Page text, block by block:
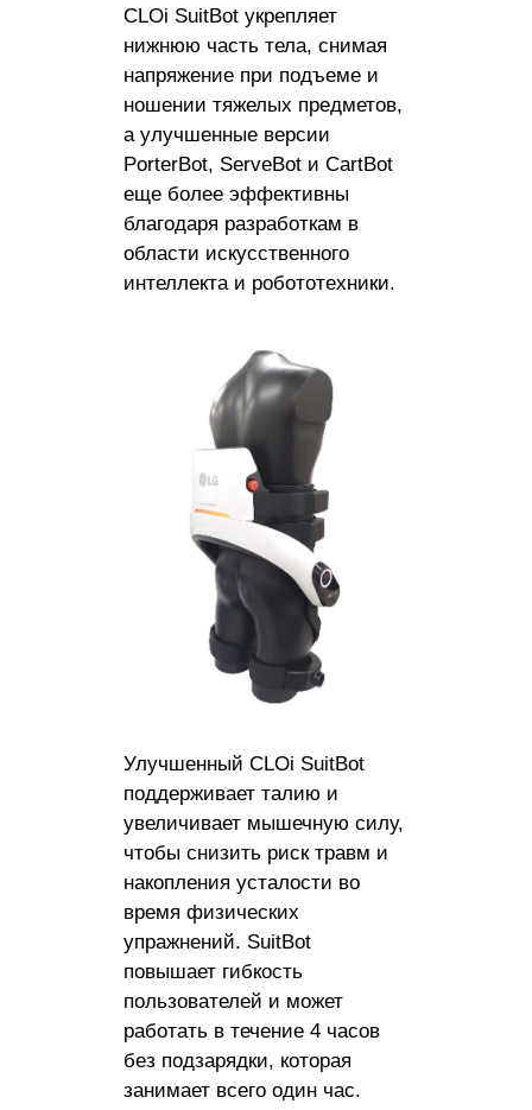
CLOi SuitBot укрепляет
нижнюю часть тела, снимая
напряжение при подъеме и
ношении тяжелых предметов,
а улучшенные версии
PorterBot, ServeBot и CartBot
еще более эффективны
благодаря разработкам в
области искусственного
интеллекта и робототехники.
Улучшенный CLOi SuitBot
поддерживает талию и
увеличивает мышечную силу,
чтобы снизить риск травм и
накопления усталости во
время физических
упражнений. SuitBot
повышает гибкость
пользователей и может
работать в течение 4 часов
без подзарядки, которая
занимает всего один час.